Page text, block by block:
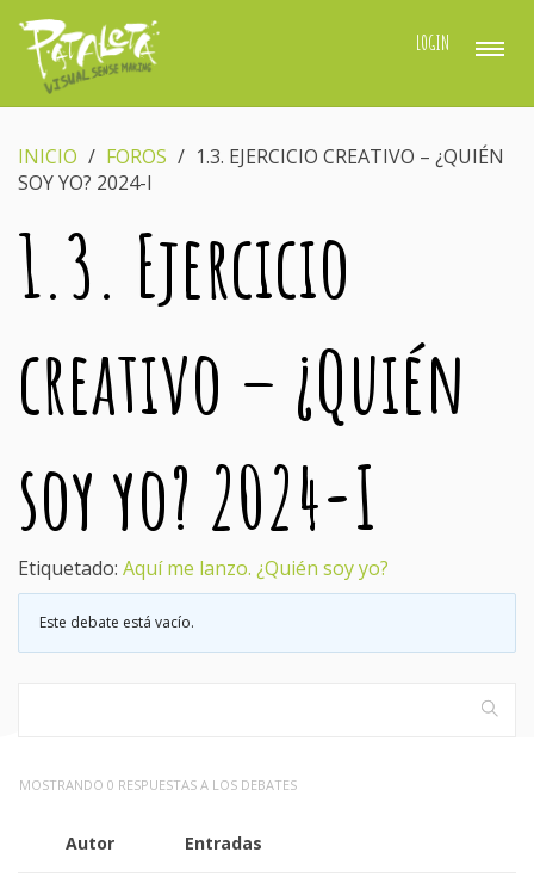
LOGIN
INICIO FOROS
1.3. EJERCICIO CREATIVO – ¿QUIÉN
SOY YO? 2024-I
1.3. Ejercicio
creativo – ¿Quién
soy yo? 2024-I
Etiquetado: Aquí me lanzo. ¿Quién soy yo?
Este debate está vacío.
MOSTRANDO 0 RESPUESTAS A LOS DEBATES
Autor Entradas